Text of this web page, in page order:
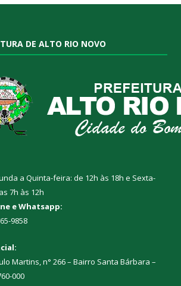
DE ALTO RIO NOVO
a Quinta-feira: de 12h às 18h e Sexta-
7h às 12h
e Whatsapp:
9858
Martins, n° 266 – Bairro Santa Bárbara –
000